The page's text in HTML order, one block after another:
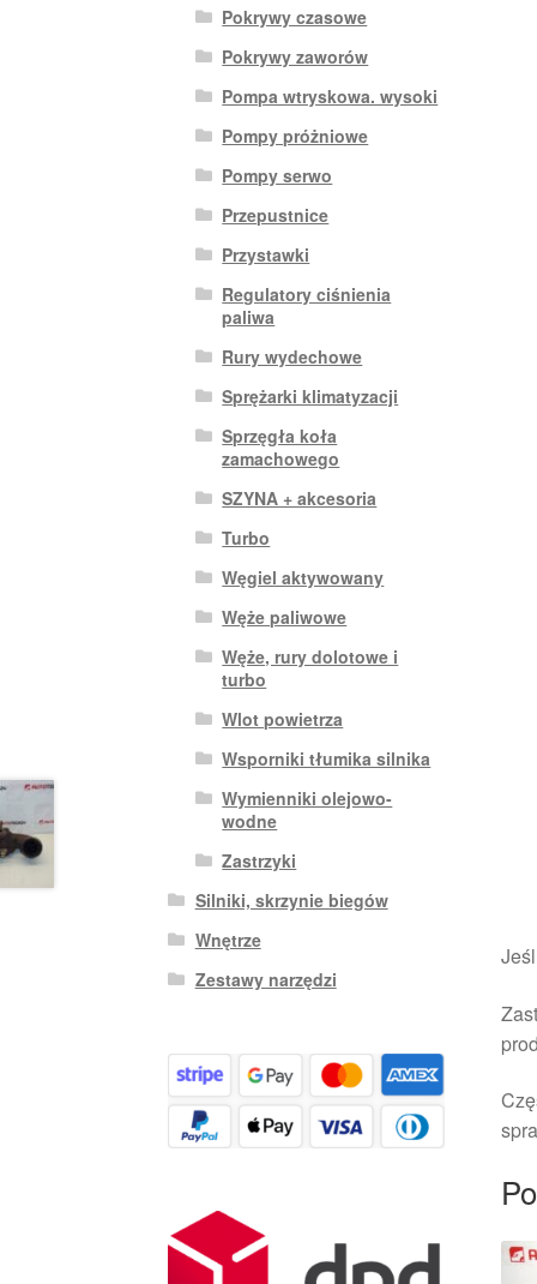
Pokrywy czasowe
Pokrywy zaworów
Pompa wtryskowa. wysoki
Pompy próżniowe
Pompy serwo
Przepustnice
Przystawki
Regulatory ciśnienia
paliwa
Rury wydechowe
Sprężarki klimatyzacji
Sprzęgła koła
zamachowego
SZYNA + akcesoria
Turbo
Węgiel aktywowany
Węże paliwowe
Węże, rury dolotowe i
turbo
Wlot powietrza
Wsporniki tłumika silnika
Wymienniki olejowo-
wodne
Zastrzyki
Silniki, skrzynie biegów
Wnętrze
Zestawy narzędzi